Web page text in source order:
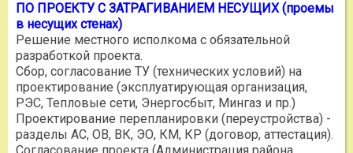
ПО ПРОЕКТУ С ЗАТРАГИВАНИЕМ НЕСУЩИХ (проемы
в несущих стенах)
Решение местного исполкома с обязательной
разработкой проекта.
Сбор, согласование ТУ (технических условий) на
проектирование (эксплуатирующая организация,
РЭС, Тепловые сети, Энергосбыт, Мингаз и пр.)
Проектирование перепланировки (переустройства) -
разделы АС, ОВ, ВК, ЭО, КМ, КР (договор, аттестация).